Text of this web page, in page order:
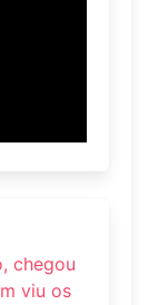
chegou
viu os